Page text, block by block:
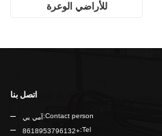
للأراضي الوعرة
اتصل بنا
Contact person: آمي يي
Tel:
+8618953796132